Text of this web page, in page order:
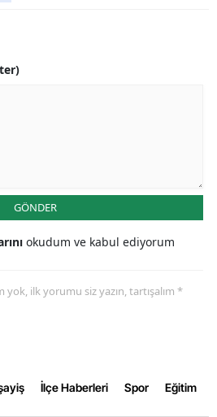
Muş
GÖNDER
okudum ve kabul ediyorum
ilk yorumu siz yazın, tartışalım *
İlçe Haberleri Spor Eğitim